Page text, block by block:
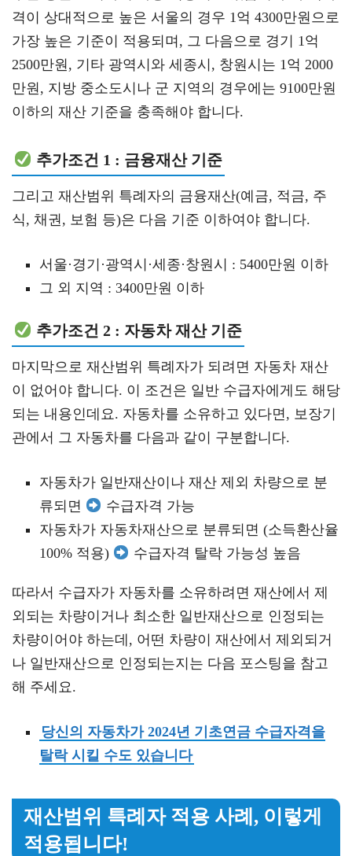
격이 상대적으로 높은 서울의 경우 1억 4300만원으로
가장 높은 기준이 적용되며, 그 다음으로 경기 1억
2500만원, 기타 광역시와 세종시, 창원시는 1억 2000
만원, 지방 중소도시나 군 지역의 경우에는 9100만원
이하의 재산 기준을 충족해야 합니다.
추가조건 1 : 금융재산 기준
그리고 재산범위 특례자의 금융재산(예금, 적금, 주
식, 채권, 보험 등)은 다음 기준 이하여야 합니다.
서울·경기·광역시·세종·창원시 : 5400만원 이하
그 외 지역 : 3400만원 이하
추가조건 2 : 자동차 재산 기준
마지막으로 재산범위 특례자가 되려면 자동차 재산
이 없어야 합니다. 이 조건은 일반 수급자에게도 해당
되는 내용인데요. 자동차를 소유하고 있다면, 보장기
관에서 그 자동차를 다음과 같이 구분합니다.
자동차가 일반재산이나 재산 제외 차량으로 분
류되면
수급자격 가능
자동차가 자동차재산으로 분류되면 (소득환산율
100% 적용)
수급자격 탈락 가능성 높음
따라서 수급자가 자동차를 소유하려면 재산에서 제
외되는 차량이거나 최소한 일반재산으로 인정되는
차량이어야 하는데, 어떤 차량이 재산에서 제외되거
나 일반재산으로 인정되는지는 다음 포스팅을 참고
해 주세요.
당신의 자동차가 2024년 기초연금 수급자격을
탈락 시킬 수도 있습니다
재산범위 특례자 적용 사례, 이렇게
적용됩니다!